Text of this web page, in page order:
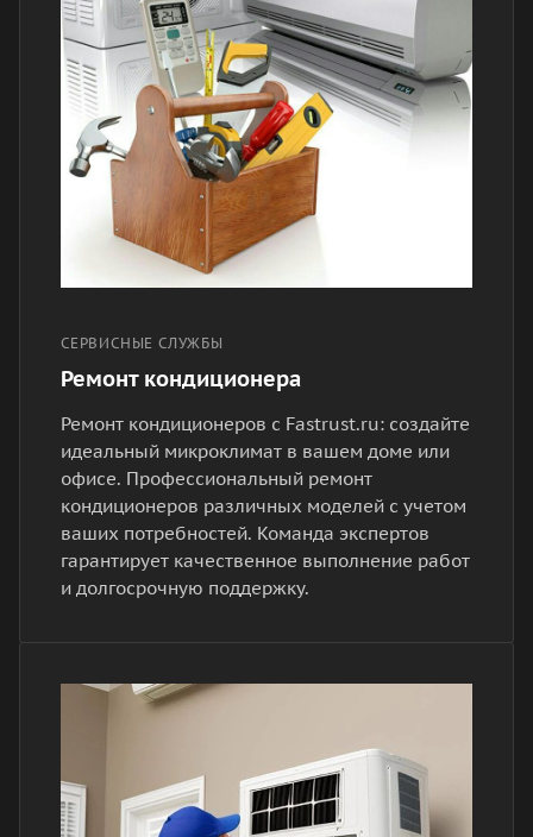
СЕРВИСНЫЕ СЛУЖБЫ
Ремонт кондиционера
Ремонт кондиционеров с Fastrust.ru: создайте
идеальный микроклимат в вашем доме или
офисе. Профессиональный ремонт
кондиционеров различных моделей с учетом
ваших потребностей. Команда экспертов
гарантирует качественное выполнение работ
и долгосрочную поддержку.